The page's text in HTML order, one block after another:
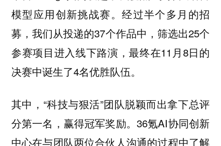
模型应用创新挑战赛。经过半个多月的招
募，我们从投递的37个作品中，筛选出25个
参赛项目进入线下路演，最终在11月8日的
决赛中诞生了4名优胜队伍。
其中，“科技与狠活”团队脱颖而出拿下总评
分第一名，赢得冠军奖励。36氪AI协同创新
中心在与团队两位合伙人沟通的过程中了解